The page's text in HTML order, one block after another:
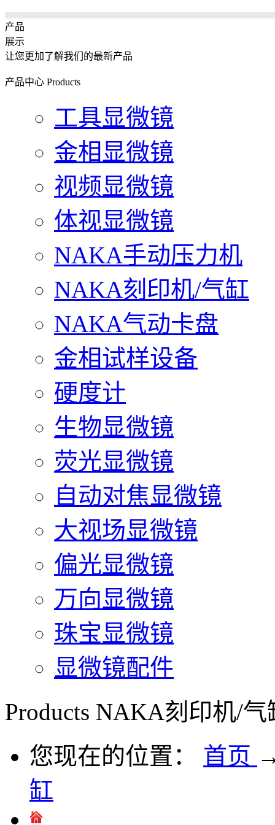
产品
展示
让您更加了解我们的最新产品
产品中心 Products
工具显微镜
金相显微镜
视频显微镜
体视显微镜
NAKA手动压力机
NAKA刻印机/气缸
NAKA气动卡盘
金相试样设备
硬度计
生物显微镜
荧光显微镜
自动对焦显微镜
大视场显微镜
偏光显微镜
万向显微镜
珠宝显微镜
显微镜配件
Products NAKA刻印机/气
您现在的位置：
首页
缸